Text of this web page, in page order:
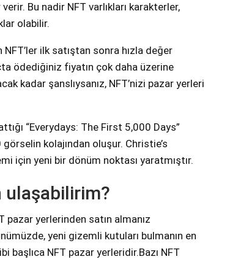
Bu nadir NFT varlıkları karakterler,
olabilir.
ilk satıştan sonra hızla değer
ödediğiniz fiyatın çok daha üzerine
kadar şanslıysanız, NFT’nizi pazar yerleri
“Everydays: The First 5,000 Days”
kolajından oluşur. Christie’s
için yeni bir dönüm noktası yaratmıştır.
ulaşabilirim?
pazar yerlerinden satın almanız
yeni gizemli kutuları bulmanın en
başlıca NFT pazar yerleridir.Bazı NFT